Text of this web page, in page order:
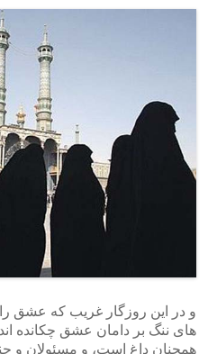
و در این روزگار غریب که عشق
های ننگ بر دامان عشق چکانده
همچنان داغ است، و مسئولان و